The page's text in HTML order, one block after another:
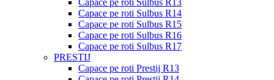
Capace pe roti Sulbus R13
Capace pe roti Sulbus R14
Capace pe roti Sulbus R15
Capace pe roti Sulbus R16
Capace pe roti Sulbus R17
PRESTIJ
Capace pe roti Prestij R13